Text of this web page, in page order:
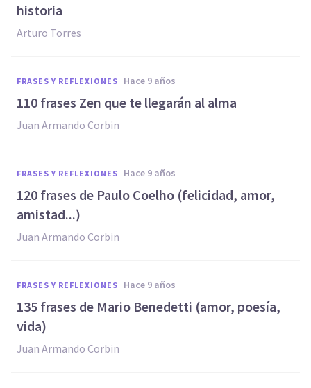
historia
Arturo Torres
FRASES Y REFLEXIONES hace 9 años
110 frases Zen que te llegarán al alma
Juan Armando Corbin
FRASES Y REFLEXIONES hace 9 años
120 frases de Paulo Coelho (felicidad, amor,
amistad...)
Juan Armando Corbin
FRASES Y REFLEXIONES hace 9 años
135 frases de Mario Benedetti (amor, poesía,
vida)
Juan Armando Corbin